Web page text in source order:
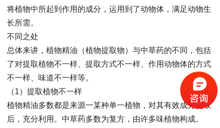
将植物中所起到作用的成分，运用到了动物体，满足动物生
长所需。
不同之处
总体来讲，植物精油（植物提取物）与中草药的不同，包括
了对提取植物不一样、提取方式不一样、作用动物体的方式
不一样、味道不一样等。
（1）提取植物不一样
植物精油多数都是来源一某种单一植物，对其有效成分提取
后，充分利用。中草药多数为复方，由许多味植物构成。